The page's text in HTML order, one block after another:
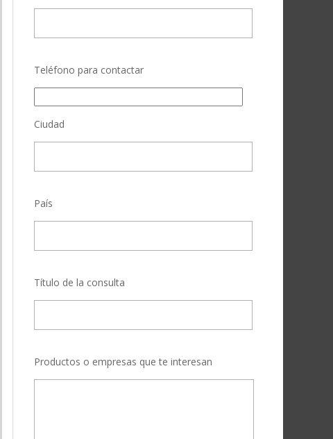
Teléfono para contactar
Ciudad
País
Título de la consulta
Productos o empresas que te interesan